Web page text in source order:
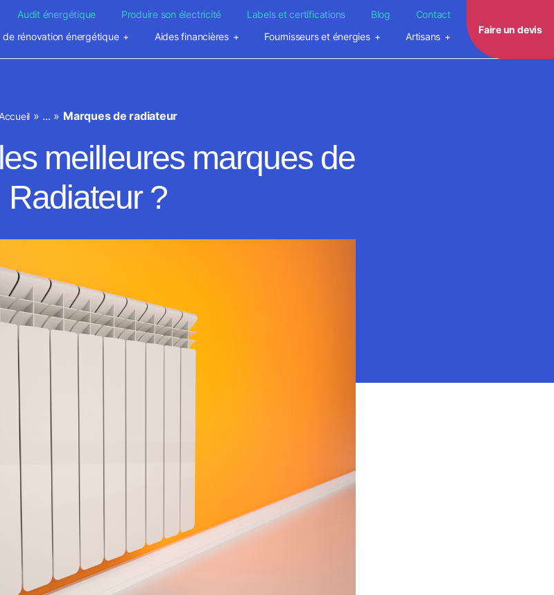
Audit énergétique Produire son électricité Labels et certifications Blog
Contact
de rénovation énergétique
Aides financières Fournisseurs et énergies Artisans
Faire un devis
Accueil » ... » Marques de radiateur
meilleures marques de
Radiateur ?